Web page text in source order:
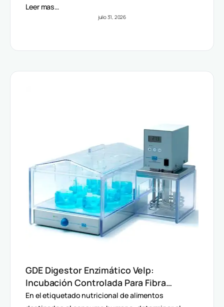
Leer mas…
julio 31, 2026
GDE Digestor Enzimático Velp:
Incubación Controlada Para Fibra
Dietética (AOAC)
En el etiquetado nutricional de alimentos